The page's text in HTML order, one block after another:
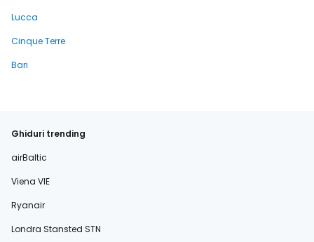
Lucca
Cinque Terre
Bari
Ghiduri trending
airBaltic
Viena VIE
Ryanair
Londra Stansted STN